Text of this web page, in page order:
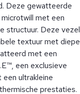
Deze gewatteerde
met een
structuur. Deze vezel
textuur met diepe
met een
een exclusieve
ultrakleine
prestaties.